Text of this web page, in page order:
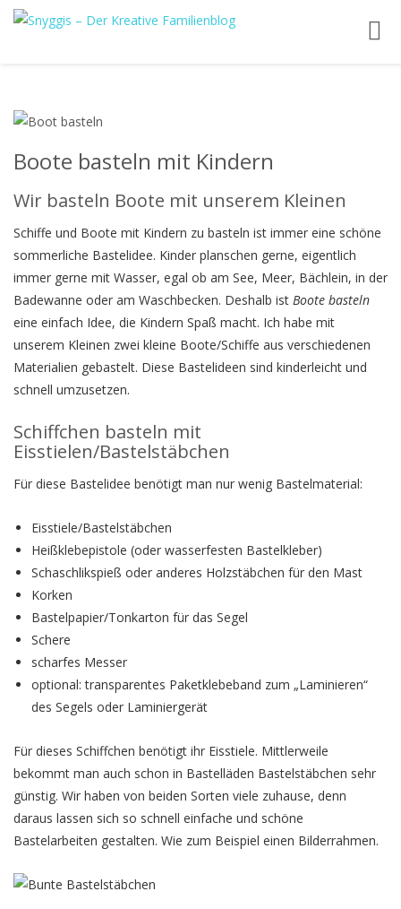
Boote basteln mit Kindern
Wir basteln Boote mit unserem Kleinen
Schiffe und Boote mit Kindern zu basteln ist immer eine schöne
sommerliche Bastelidee. Kinder planschen gerne, eigentlich
immer gerne mit Wasser, egal ob am See, Meer, Bächlein, in der
Badewanne oder am Waschbecken. Deshalb ist Boote basteln
eine einfach Idee, die Kindern Spaß macht. Ich habe mit
unserem Kleinen zwei kleine Boote/Schiffe aus verschiedenen
Materialien gebastelt. Diese Bastelideen sind kinderleicht und
schnell umzusetzen.
Schiffchen basteln mit
Eisstielen/Bastelstäbchen
Für diese Bastelidee benötigt man nur wenig Bastelmaterial:
Eisstiele/Bastelstäbchen
Heißklebepistole (oder wasserfesten Bastelkleber)
Schaschlikspieß oder anderes Holzstäbchen für den Mast
Korken
Bastelpapier/Tonkarton für das Segel
Schere
scharfes Messer
optional: transparentes Paketklebeband zum „Laminieren“
des Segels oder Laminiergerät
Für dieses Schiffchen benötigt ihr Eisstiele. Mittlerweile
bekommt man auch schon in Bastelläden Bastelstäbchen sehr
günstig. Wir haben von beiden Sorten viele zuhause, denn
daraus lassen sich so schnell einfache und schöne
Bastelarbeiten gestalten. Wie zum Beispiel einen Bilderrahmen.